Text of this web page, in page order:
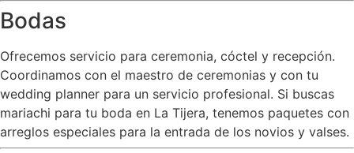
Bodas
Ofrecemos servicio para ceremonia, cóctel y recepción.
Coordinamos con el maestro de ceremonias y con tu
wedding planner para un servicio profesional. Si buscas
mariachi para tu boda en La Tijera, tenemos paquetes con
arreglos especiales para la entrada de los novios y valses.